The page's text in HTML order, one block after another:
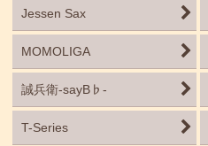
Jessen Sax
MOMOLIGA
誠兵衛-sayB♭-
T-Series